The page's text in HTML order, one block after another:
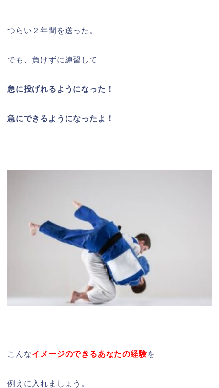
つらい２年間を送った。
でも、負けずに練習して
急に投げれるようになった！
急にできるようになったよ！
こんなイメージのできるあなたの経験を
例えに入れましょう。